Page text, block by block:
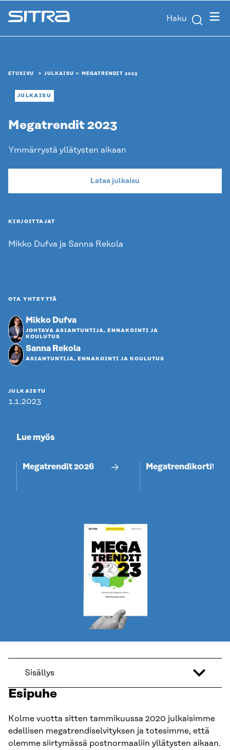
Siirry
suoraan
Sitra Haku
ETUSIVU JULKAISU MEGATRENDIT 2023
JULKAISU
Megatrendit 2023
Ymmärrystä yllätysten aikaan
Lataa julkaisu
KIRJOITTAJAT
Mikko Dufva ja Sanna Rekola
OTA YHTEYTTÄ
Mikko Dufva
JOHTAVA ASIANTUNTIJA, ENNAKOINTI JA
KOULUTUS
Sanna Rekola
ASIANTUNTIJA, ENNAKOINTI JA KOULUTUS
JULKAISTU
1.1.2023
Lue myös
Megatrendit 2026 Megatrendikortit
Sisällys
Esipuhe
Kolme vuotta sitten tammikuussa 2020 julkaisimme
edellisen megatrendiselvityksen ja totesimme, että
olemme siirtymässä postnormaaliin yllätysten aikaan.